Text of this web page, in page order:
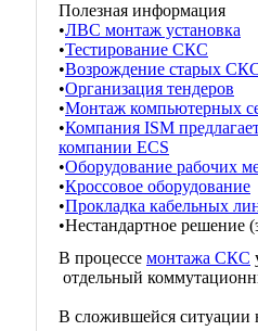
Полезная информация
•ЛВС монтаж установка
•Тестирование СКС
•Возрождение старых
•Организация тендеров
•Монтаж компьютерных
•Компания ISM
компании ECS
•Оборудование рабочих
•Кроссовое оборудование
•Прокладка кабельных
•Нестандартное решение
В процессе монтажа СКС
отдельный
В сложившейся ситуации